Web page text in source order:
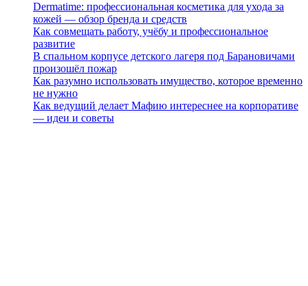
Dermatime: профессиональная косметика для ухода за
кожей — обзор бренда и средств
Как совмещать работу, учёбу и профессиональное
развитие
В спальном корпусе детского лагеря под Барановичами
произошёл пожар
Как разумно использовать имущество, которое временно
не нужно
Как ведущий делает Мафию интереснее на корпоративе
— идеи и советы